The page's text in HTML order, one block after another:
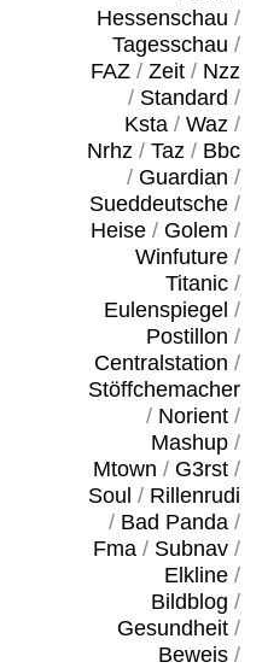
Hessenschau /
Tagesschau /
FAZ/ Zeit/ Nzz
/ Standard /
Ksta/ Waz/
Nrhz/ Taz/ Bbc
/ Guardian /
Sueddeutsche/
Heise/ Golem /
Winfuture/
Titanic/
Eulenspiegel /
Postillon /
Centralstation /
Stöffchemacher
/ Norient/
Mashup/
Mtown / G3rst/
Soul / Rillenrudi
/ Bad Panda/
Fma/ Subnav/
Elkline/
Bildblog /
Gesundheit/
Beweis/